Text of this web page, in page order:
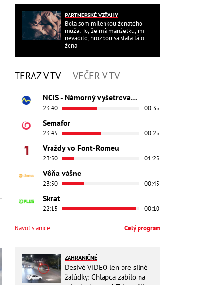
PARTNERSKÉ VZŤAHY
Bola som milenkou ženatého
muža: To, že má manželku, mi
nevadilo, hrozbou sa stala táto
žena
TERAZ V TV VEČER V TV
NCIS - Námorný vyšetrovací úrad
23:40 00:35
Semafor
23:45 00:25
Vraždy vo Font-Romeu
23:50 01:25
Vôňa vášne
23:50 00:45
Skrat
22:15 00:10
Navoľ stanice Celý program
ZAHRANIČNÉ
Desivé VIDEO len pre silné
žalúdky: Chlapca zabilo na